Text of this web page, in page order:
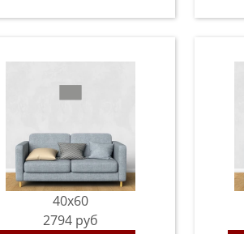
40x60
2794 руб